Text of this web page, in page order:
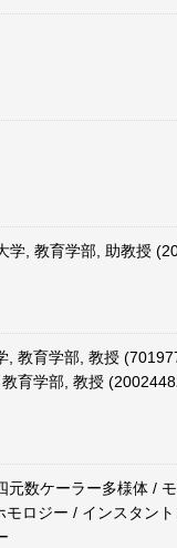
学, 教育学部, 助教授
, 教育学部, 教授
育学部, 教授
元数ケーラー多様体 /
ロジー / インスタン